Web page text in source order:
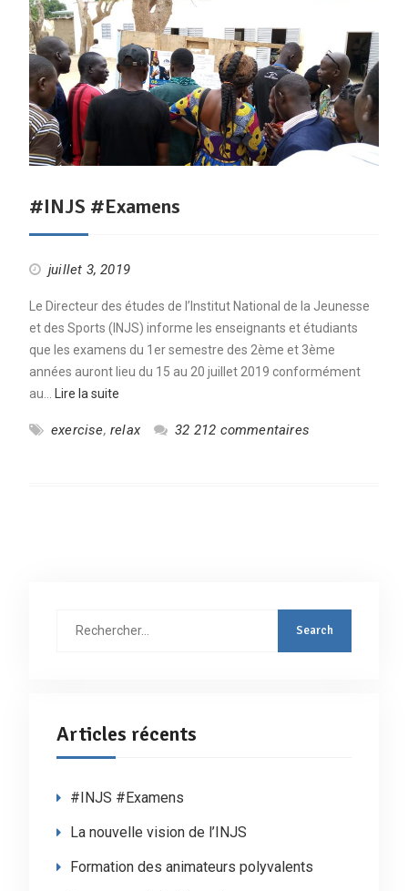
#INJS #Examens
juillet 3, 2019
Le Directeur des études de l’Institut National de la Jeunesse
et des Sports (INJS) informe les enseignants et étudiants
que les examens du 1er semestre des 2ème et 3ème
années auront lieu du 15 au 20 juillet 2019 conformément
au…
Lire la suite
exercise, relax 32 212 commentaires
Articles récents
#INJS #Examens
La nouvelle vision de l’INJS
Formation des animateurs polyvalents